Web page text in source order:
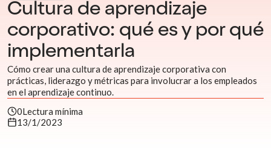
Cultura de aprendizaje
corporativo: qué es y por qué
implementarla
Cómo crear una cultura de aprendizaje corporativa con
prácticas, liderazgo y métricas para involucrar a los empleados
en el aprendizaje continuo.
0Lectura mínima
13/1/2023